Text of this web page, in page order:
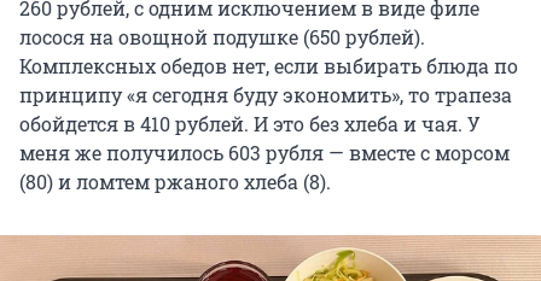
260 рублей, с одним исключением в виде филе
лосося на овощной подушке (650 рублей).
Комплексных обедов нет, если выбирать блюда по
принципу «я сегодня буду экономить», то трапеза
обойдется в 410 рублей. И это без хлеба и чая. У
меня же получилось 603 рубля — вместе с морсом
(80) и ломтем ржаного хлеба (8).